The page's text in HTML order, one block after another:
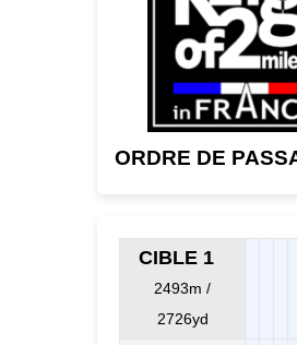
ORDRE DE
CIBLE 1
2493m /
2726yd